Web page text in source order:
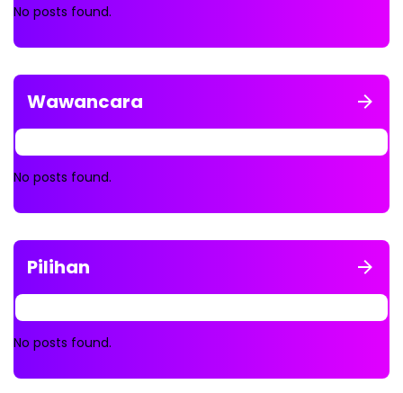
No posts found.
Wawancara
No posts found.
Pilihan
No posts found.